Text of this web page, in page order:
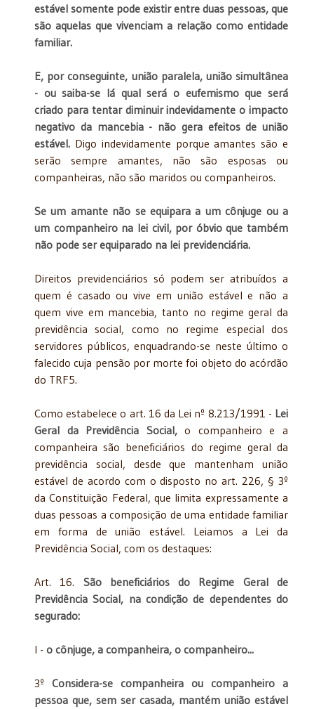
estável somente pode existir entre duas pessoas, que
são aquelas que vivenciam a relação como entidade
familiar.
E, por conseguinte, união paralela, união simultânea
- ou saiba-se lá qual será o eufemismo que será
criado para tentar diminuir indevidamente o impacto
negativo da mancebia - não gera efeitos de união
estável. Digo indevidamente porque amantes são e
serão sempre amantes, não são esposas ou
companheiras, não são maridos ou companheiros.
Se um amante não se equipara a um cônjuge ou a
um companheiro na lei civil, por óbvio que também
não pode ser equiparado na lei previdenciária.
Direitos previdenciários só podem ser atribuídos a
quem é casado ou vive em união estável e não a
quem vive em mancebia, tanto no regime geral da
previdência social, como no regime especial dos
servidores públicos, enquadrando-se neste último o
falecido cuja pensão por morte foi objeto do acórdão
do TRF5.
Como estabelece o art. 16 da Lei nº 8.213/1991 - Lei
Geral da Previdência Social,o companheiro e a
companheira são beneficiários do regime geral da
previdência social, desde que mantenham união
estável de acordo com o disposto no art. 226, § 3º
da Constituição Federal, que limita expressamente a
duas pessoas a composição de uma entidade familiar
em forma de união estável. Leiamos a Lei da
Previdência Social, com os destaques:
Art. 16. São beneficiários do Regime Geral de
Previdência Social, na condição de dependentes do
segurado:
I - o cônjuge, a companheira, o companheiro...
3º Considera-se companheira ou companheiro a
pessoa que, sem ser casada, mantém união estável